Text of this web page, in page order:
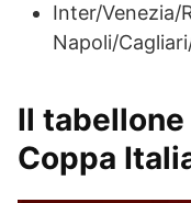
Inter/Venezia/
Napoli/
Il
Coppa